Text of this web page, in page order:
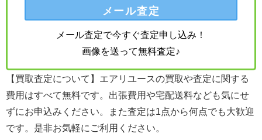
メール査定
メール査定で今すぐ査定申し込み！
画像を送って無料査定♪
【買取査定について】エアリユースの買取や査定に関する
費用はすべて無料です。出張費用や宅配送料なども気にせ
ずにお申込みください。また査定は1点から何点でも大歓迎
です。是非お気軽にご利用ください。